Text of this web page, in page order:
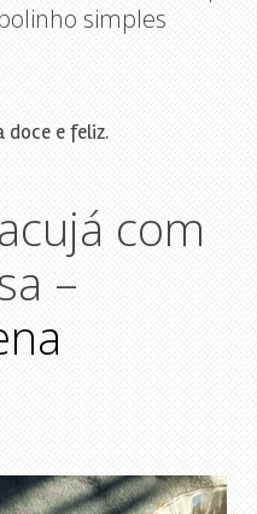
simples
doce e feliz.
com
–